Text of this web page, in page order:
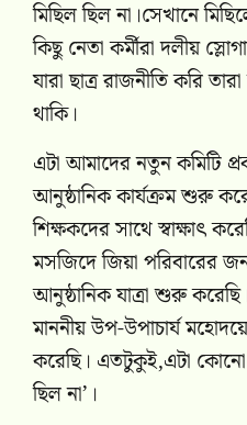
মিছিল ছিল না।সেখানে
কিছু নেতা কর্মীরা দলীয়
যারা ছাত্র রাজনীতি করি
থাকি।
এটা আমাদের নতুন কমিটি
আনুষ্ঠানিক কার্যক্রম শুরু
শিক্ষকদের সাথে স্বাক্ষাৎ
মসজিদে জিয়া পরিবারের
আনুষ্ঠানিক যাত্রা শুরু
মাননীয় উপ-উপাচার্য
করেছি। এতটুকুই,এটা
ছিল না’।